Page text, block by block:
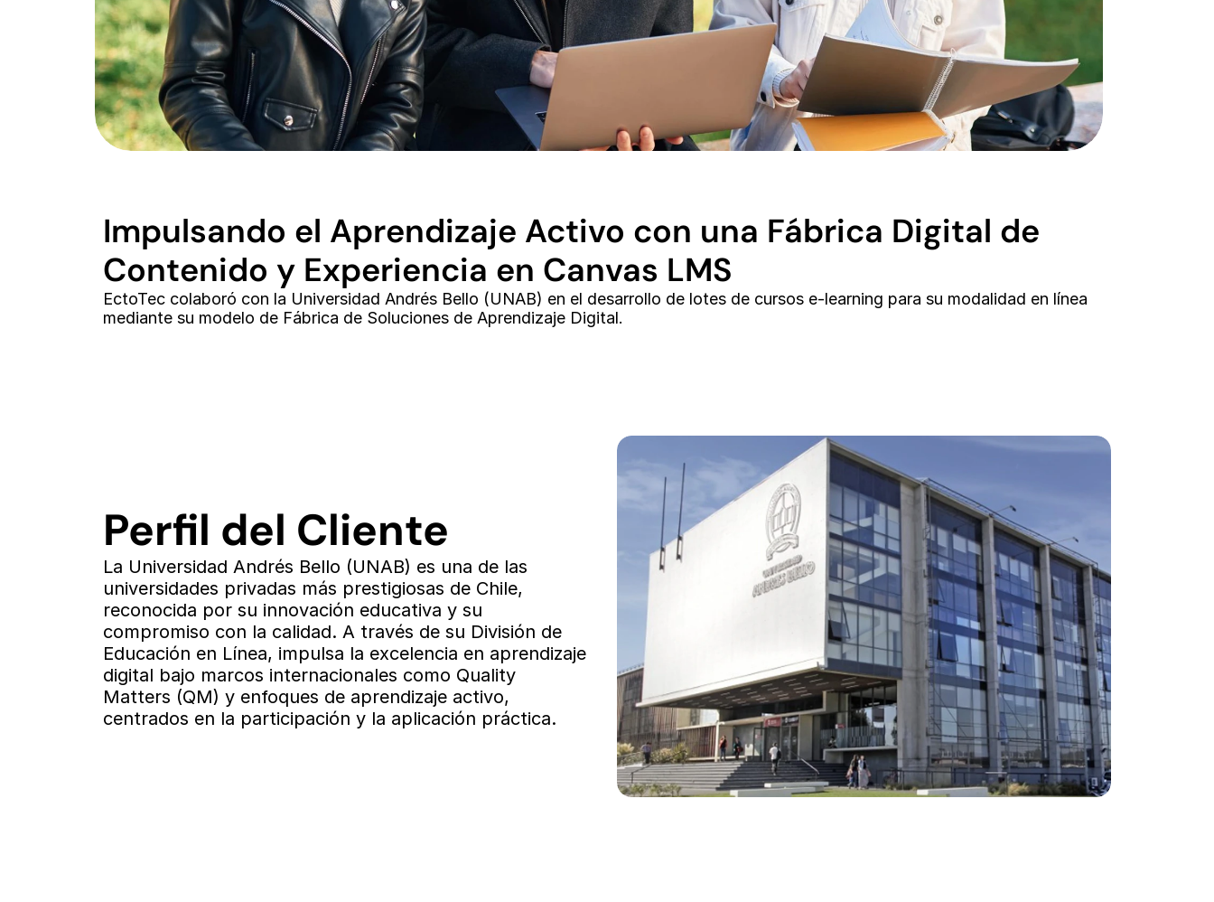
Impulsando el Aprendizaje Activo con una Fábrica Digital de
Contenido y Experiencia en Canvas LMS
EctoTec colaboró con la Universidad Andrés Bello (UNAB) en el desarrollo de lotes de cursos e-learning para su modalidad en línea
mediante su modelo de Fábrica de Soluciones de Aprendizaje Digital.
Perfil del Cliente
La Universidad Andrés Bello (UNAB) es una de las
universidades privadas más prestigiosas de Chile,
reconocida por su innovación educativa y su
compromiso con la calidad. A través de su División de
Educación en Línea, impulsa la excelencia en aprendizaje
digital bajo marcos internacionales como Quality
Matters (QM) y enfoques de aprendizaje activo,
centrados en la participación y la aplicación práctica.